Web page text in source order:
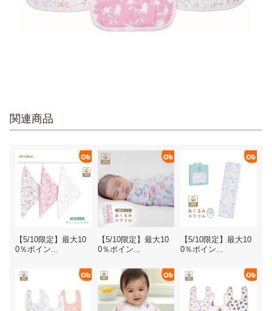
関連商品
【5/10限定】最大10
0％ポイン...
【5/10限定】最大10
0％ポイン...
【5/10限定】最大10
0％ポイン...